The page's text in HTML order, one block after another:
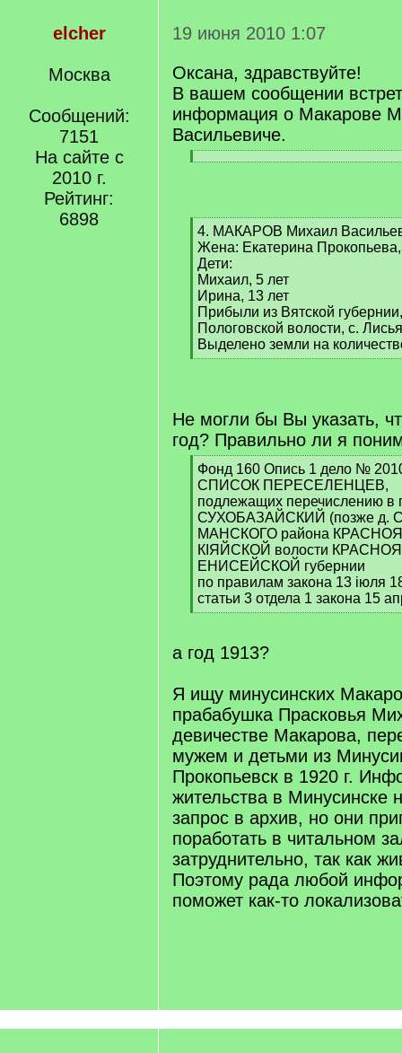
elcher
Москва
Сообщений:
7151
На сайте с
2010 г.
Рейтинг:
6898
19 июня 2010 1:07
Оксана, здравствуйте!
В вашем сообщении
информация о Макарове
Васильевиче.
[[
[
q
]
4. МАКАРОВ Михаил
Жена: Екатерина
Дети:
Михаил, 5 лет
Ирина, 13 лет
Прибыли из Вятской
Пологовской волости, с.
Выделено земли на
[
Не могли бы Вы указать,
год? Правильно ли я
[
q
]
Фонд 160 Опись 1 дело №
СПИСОК ПЕРЕСЕЛЕНЦЕВ,
подлежащих перечислению в
СУХОБАЗАЙСКИЙ (позже д.
МАНСКОГО района
КIЯЙСКОЙ волости
ЕНИСЕЙСКОЙ губернии
по правилам закона 13 iюля
статьи 3 отдела 1 закона 15
[
q
]
а год 1913?
Я ищу минусинских
прабабушка Прасковья
девичестве Макарова,
мужем и детьми из
Прокопьевск в 1920 г.
жительства в Минусинске
запрос в архив, но они
поработать в читальном
затруднительно, так как
Поэтому рада любой
поможет как-то